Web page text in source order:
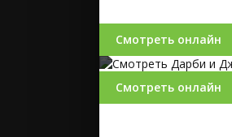
Смотреть онлайн
Смотреть онлайн